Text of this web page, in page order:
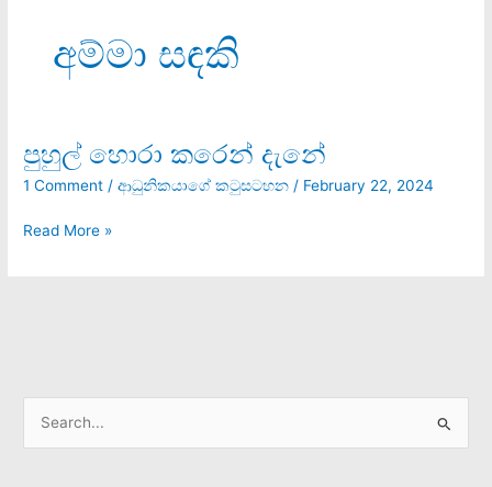
අම්මා සඳකි
පුහුල් හොරා කරෙන් දැනේ
1 Comment /ආධුනිකයාගේ කටුසටහන / February 22, 2024
පුහුල්
හොරා
කරෙන්
Read More »